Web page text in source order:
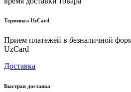
Терминал UzCard
Прием платежей в безналичной
UzCard
Доставка
Быстрая доставка